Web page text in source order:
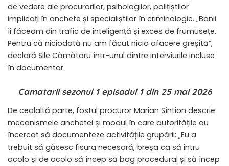
de vedere ale procurorilor, psihologilor, polițiștilor
implicați în anchete și specialiștilor în criminologie. „Banii
îi făceam din trafic de inteligență și exces de frumusețe.
Pentru că niciodată nu am făcut nicio afacere greșită”,
declară Sile Cămătaru într-unul dintre interviurile incluse
în documentar.
Camatarii sezonul 1 episodul 1 din 25 mai 2026
De cealaltă parte, fostul procuror Marian Sîntion descrie
mecanismele anchetei și modul în care autoritățile au
încercat să documenteze activitățile grupării: „Eu a
trebuit să găsesc fisura necesară, breșa ca să intru
acolo și de acolo să încep să bag procedural și să încep